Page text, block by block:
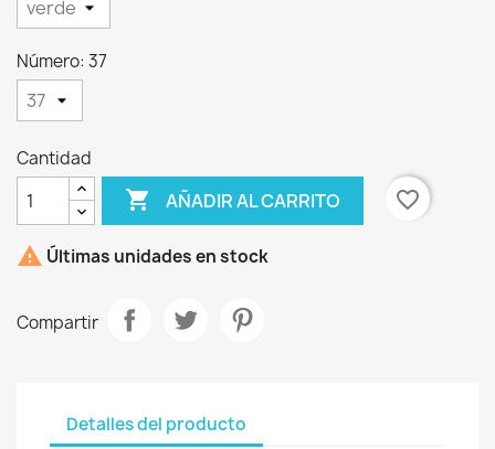
Número: 37
Cantidad
 AÑADIR AL CARRITO favorite_border
 Últimas unidades en stock
Compartir
Detalles del producto
Nombre de la lista de deseos
Cancelar Crear lista de deseos